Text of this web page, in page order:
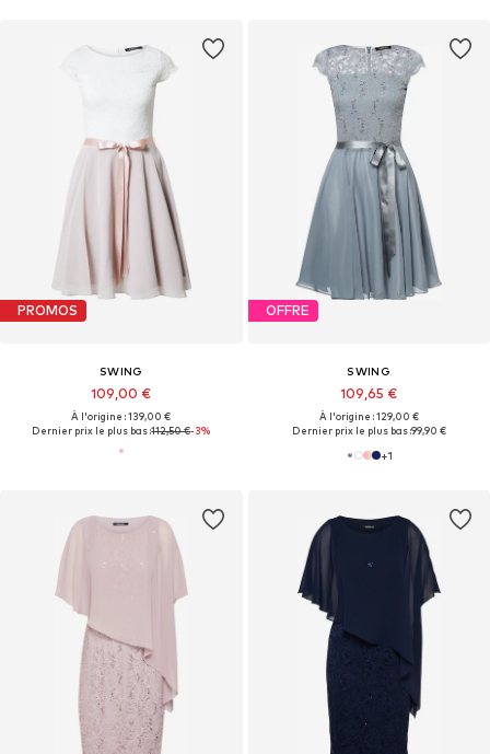
PROMOS
SWING
109,00 €
À l'origine : 139,00 €
Dernier prix le plus bas :112,50 €-3%
OFFRE
SWING
109,65 €
À l'origine : 129,00 €
Dernier prix le plus bas :99,90 €
+1